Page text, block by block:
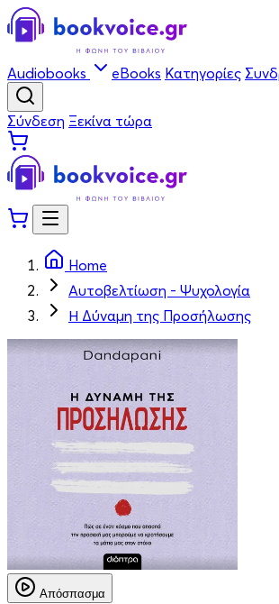
Audiobooks eBooks Κατηγορίες
Σύνδεση Ξεκίνα τώρα
Home
Αυτοβελτίωση - Ψυχολογία
Η Δύναμη της Προσήλωσης
Απόσπασμα